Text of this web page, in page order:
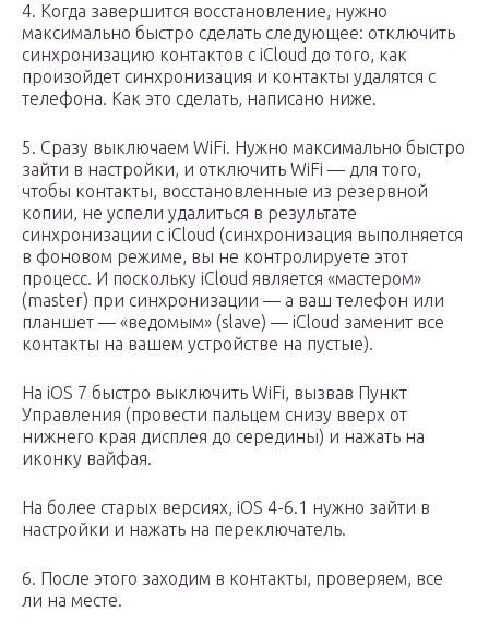
4. Когда завершится восстановление, нужно
максимально быстро сделать следующее: отключить
синхронизацию контактов с iCloud до того, как
произойдет синхронизация и контакты удалятся с
телефона. Как это сделать, написано ниже.
5. Сразу выключаем WiFi. Нужно максимально быстро
зайти в настройки, и отключить WiFi — для того,
чтобы контакты, восстановленные из резервной
копии, не успели удалиться в результате
синхронизации с iCloud (синхронизация выполняется
в фоновом режиме, вы не контролируете этот
процесс. И поскольку iCloud является «мастером»
(master) при синхронизации — а ваш телефон или
планшет — «ведомым» (slave) — iCloud заменит все
контакты на вашем устройстве на пустые).
На iOS 7 быстро выключить WiFi, вызвав Пункт
Управления (провести пальцем снизу вверх от
нижнего края дисплея до середины) и нажать на
иконку вайфая.
На более старых версиях, iOS 4-6.1 нужно зайти в
настройки и нажать на переключатель.
6. После этого заходим в контакты, проверяем, все
ли на месте.